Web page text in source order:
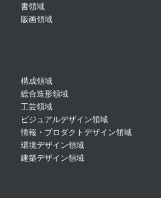
書領域
版画領域
構成領域
総合造形領域
工芸領域
ビジュアルデザイン領域
情報・プロダクトデザイン領域
環境デザイン領域
建築デザイン領域